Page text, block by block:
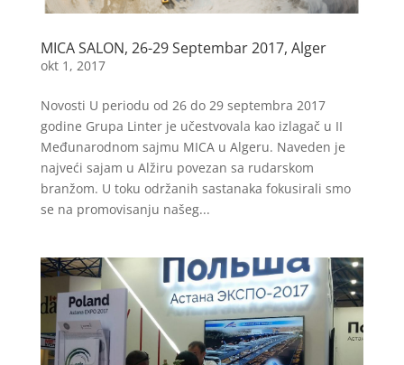
MICA SALON, 26-29 Septembar 2017, Alger
okt 1, 2017
Novosti U periodu od 26 do 29 septembra 2017
godine Grupa Linter je učestvovala kao izlagač u II
Međunarodnom sajmu MICA u Algeru. Naveden je
najveći sajam u Alžiru povezan sa rudarskom
branžom. U toku održanih sastanaka fokusirali smo
se na promovisanju našeg...